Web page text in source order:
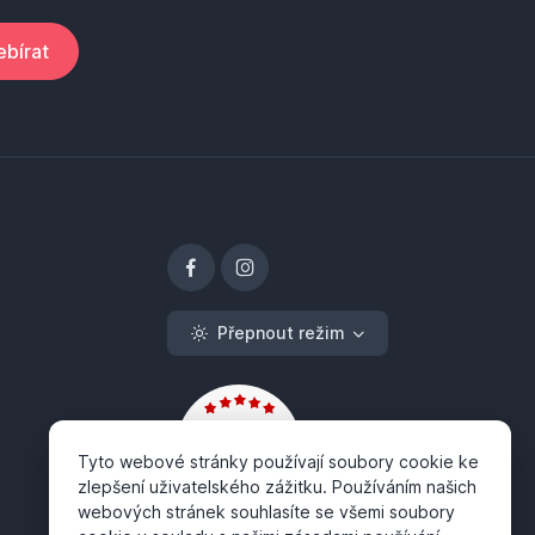
Přepnout režim
Tyto webové stránky používají soubory cookie ke
zlepšení uživatelského zážitku. Používáním našich
webových stránek souhlasíte se všemi soubory